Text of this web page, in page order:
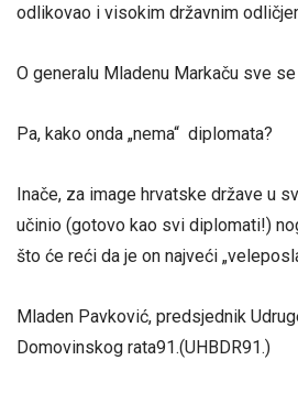
odlikovao i visokim državnim
O generalu Mladenu Markaču sve se
Pa, kako onda „nema“ diplomata?
Inače, za image hrvatske države u
učinio (gotovo kao svi diplomati!)
što će reći da je on najveći
Mladen Pavković, predsjednik
Domovinskog rata91.(UHBDR91.)